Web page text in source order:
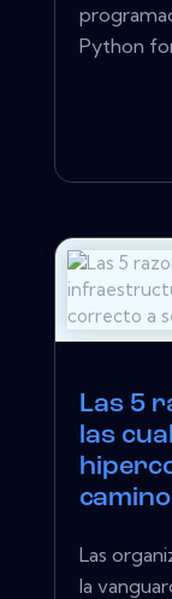
Python for
Las 5
las
Las
la